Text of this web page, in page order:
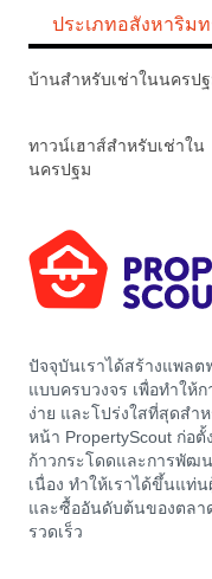
ประเภทอสังหาริม
บ้านสำหรับเช่าในนครป
ทาวน์เฮาส์สำหรับเช่าใน
นครปฐม
ปัจจุบันเราได้สร้างแพลต
แบบครบวงจร เพื่อทำให้
ง่าย และโปร่งใสที่สุดสำ
หน้า PropertyScout ก่อ
ก้าวกระโดดและการพัฒ
เนื่อง ทำให้เราได้ขึ้นแท่
และซื้ออันดับต้นของตลา
รวดเร็ว